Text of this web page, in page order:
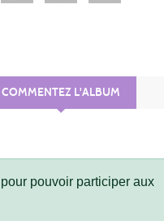
COMMENTEZ L'ALBUM
pour pouvoir participer aux